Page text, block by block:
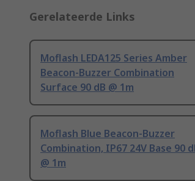
Gerelateerde Links
Moflash LEDA125 Series Amber
Beacon-Buzzer Combination
Surface 90 dB @ 1m
Moflash Blue Beacon-Buzzer
Combination, IP67 24V Base 90
@ 1m